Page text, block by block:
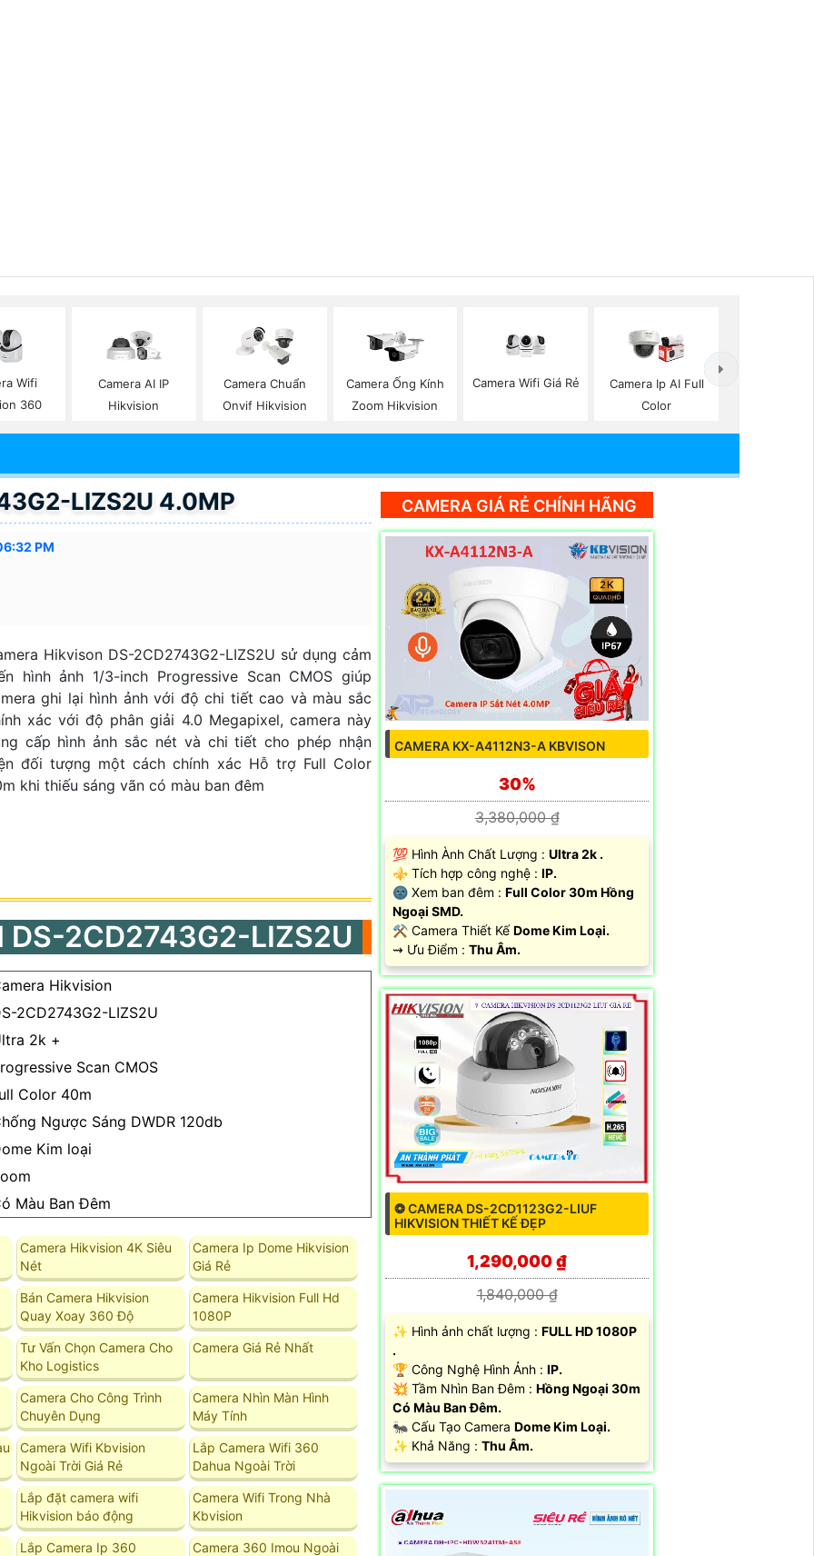
Wifi
360
Camera AI IP
Hikvision
Camera Chuẩn
Onvif Hikvision
Camera Ống Kính
Zoom Hikvision
Camera Wifi Giá Rẻ
Camera Ip AI Full
Color
LIZS2U 4.0MP
PM
Hikvison DS-2CD2743G2-LIZS2U sử dụng cảm
hình ảnh 1/3-inch Progressive Scan CMOS giúp
ghi lại hình ảnh với độ chi tiết cao và màu sắc
xác với độ phân giải 4.0 Megapixel, camera này
cấp hình ảnh sắc nét và chi tiết cho phép nhận
đối tượng một cách chính xác Hỗ trợ Full Color
khi thiếu sáng vãn có màu ban đêm
DS-2CD2743G2-LIZS2U
Hikvision
2CD2743G2-LIZS2U
2k +
Scan CMOS
Color 40m
Ngược Sáng DWDR 120db
Kim loại
Màu Ban Ðêm
Camera Hikvision 4K Siêu
Nét
Camera Ip Dome Hikvision
Giá Rẻ
Bán Camera Hikvision
Quay Xoay 360 Độ
Camera Hikvision Full Hd
1080P
Tư Vấn Chọn Camera Cho
Kho Logistics
Camera Giá Rẻ Nhất
Camera Cho Công Trình
Chuyên Dụng
Camera Nhìn Màn Hình
Máy Tính
Camera Wifi Kbvision
Ngoài Trời Giá Rẻ
Lắp Camera Wifi 360
Dahua Ngoài Trời
Lắp đặt camera wifi
Hikvision báo động
Camera Wifi Trong Nhà
Kbvision
Lắp Camera Ip 360
Camera 360 Imou Ngoài
CAMERA GIÁ RẺ CHÍNH HÃNG
CAMERA KX-A4112N3-A KBVISON
30%
3,380,000 ₫
💯 Hình Ành Chất Lượng : Ultra 2k .
⚜️ Tích hợp công nghệ : IP.
🌚 Xem ban đêm : Full Color 30m Hồng
Ngoại SMD.
⚒ Camera Thiết KếDome Kim Loại.
️⇝ Ưu Điểm : Thu Âm.
❂ CAMERA DS-2CD1123G2-LIUF
HIKVISION THIẾT KẾ ĐẸP
1,290,000 ₫
1,840,000 ₫
✨ Hình ảnh chất lượng : FULL HD 1080P
.
🏆 Công Nghệ Hình Ảnh : IP.
💥 Tầm Nhìn Ban Đêm : Hồng Ngoại 30m
Có Màu Ban Đêm.
🐜 Cấu Tạo Camera Dome Kim Loại.
️✨ Khả Năng : Thu Âm.